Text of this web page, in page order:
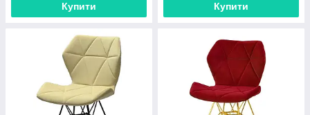
Купити Купити